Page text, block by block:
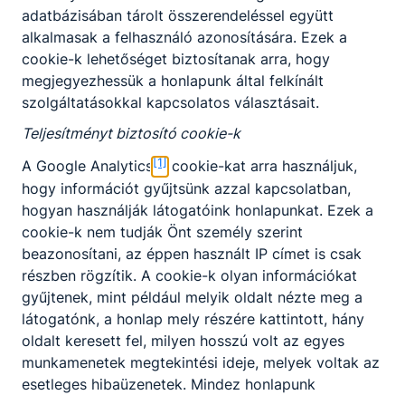
KAPCSOLÓDÓ HÍREK
A MAGYAR KULTÚRA NAPJA - HIMNUSZ 200
adatbázisában tárolt összerendeléssel együtt
alkalmasak a felhasználó azonosítására. Ezek a
cookie-k lehetőséget biztosítanak arra, hogy
megjegyezhessük a honlapunk által felkínált
szolgáltatásokkal kapcsolatos választásait.
Teljesítményt biztosító cookie-k
A Google Analytics[1] cookie-kat arra használjuk,
hogy információt gyűjtsünk azzal kapcsolatban,
hogyan használják látogatóink honlapunkat. Ezek a
cookie-k nem tudják Önt személy szerint
beazonosítani, az éppen használt IP címet is csak
részben rögzítik. A cookie-k olyan információkat
gyűjtenek, mint például melyik oldalt nézte meg a
látogatónk, a honlap mely részére kattintott, hány
oldalt keresett fel, milyen hosszú volt az egyes
munkamenetek megtekintési ideje, melyek voltak az
esetleges hibaüzenetek. Mindez honlapunk